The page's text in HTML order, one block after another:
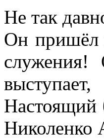
Не так
Он пришёл
служения!
Николенко